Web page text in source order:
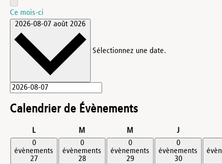
Ce mois-ci
2026-08-07 août 2026
Sélectionnez une date.
Calendrier de Évènements
Llundi M M Jjeudi
0
évènements
27
0
évènements
28
0
évènements
29
0
évènements
30